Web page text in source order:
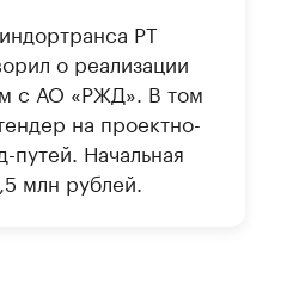
РТ
о реализации
с АО «РЖД». В том
на проектно-
путей. Начальная
млн рублей.